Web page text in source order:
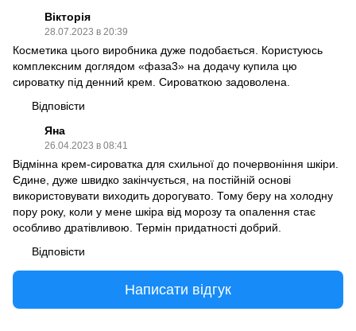
Вікторія
28.07.2023 в 20:39
Косметика цього виробника дуже подобається. Користуюсь
комплексним доглядом «фаза3» на додачу купила цю
сироватку під денний крем. Сироваткою задоволена.
Відповісти
Яна
26.04.2023 в 08:41
Відмінна крем-сироватка для схильної до почервоніння шкіри.
Єдине, дуже швидко закінчується, на постійній основі
використовувати виходить дорогувато. Тому беру на холодну
пору року, коли у мене шкіра від морозу та опалення стає
особливо дратівливою. Термін придатності добрий.
Відповісти
Написати відгук